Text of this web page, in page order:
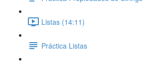
Listas (14:11)
Práctica Listas